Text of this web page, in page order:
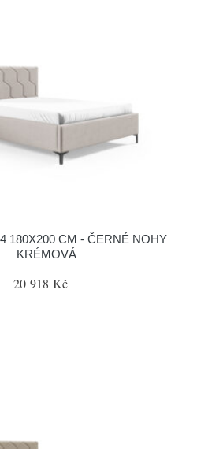
180X200 CM - ČERNÉ NOHY
KRÉMOVÁ
20 918 Kč